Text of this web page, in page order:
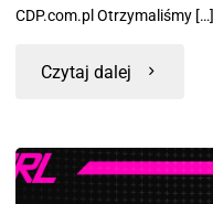
CDP.com.pl Otrzymaliśmy […]
Czytaj dalej